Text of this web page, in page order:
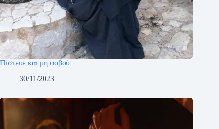
Πίστευε και μη φοβού
30/11/2023